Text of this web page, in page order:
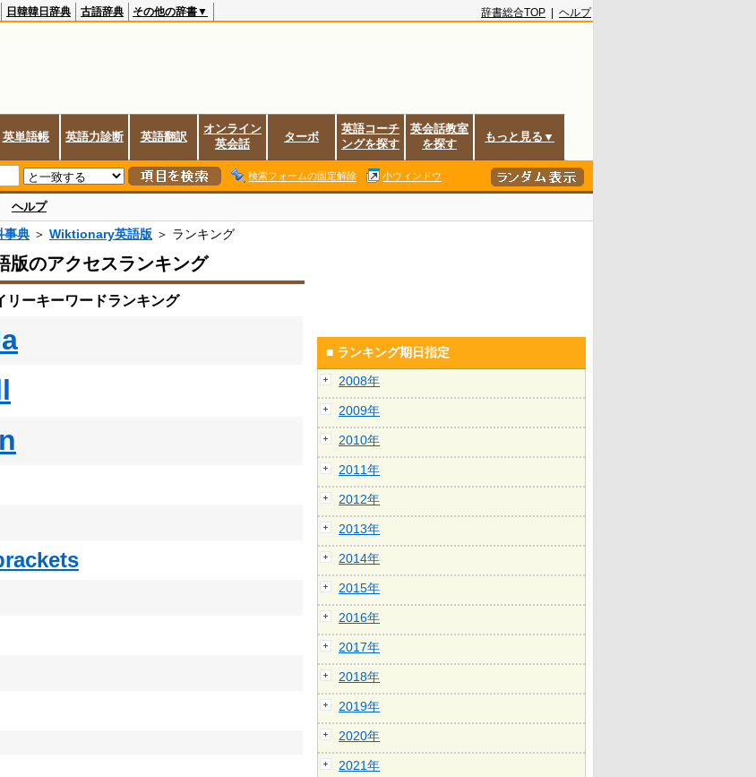
日韓韓日辞典 古語辞典 その他の辞書▼ 辞書総合TOP ヘルプ
英単語帳 英語力診断 英語翻訳
オンライン
英会話
ターボ
英語コーチ
ングを探す
英会話教室
を探す
もっと見る▼
検索フォームの固定解除 小ウィンドウ
ヘルプ
事典 ＞ Wiktionary英語版 ＞ ランキング
のアクセスランキング
リーキーワードランキング
■ ランキング期日指定
2008年
2009年
2010年
2011年
2012年
2013年
2014年
2015年
2016年
2017年
2018年
2019年
2020年
2021年